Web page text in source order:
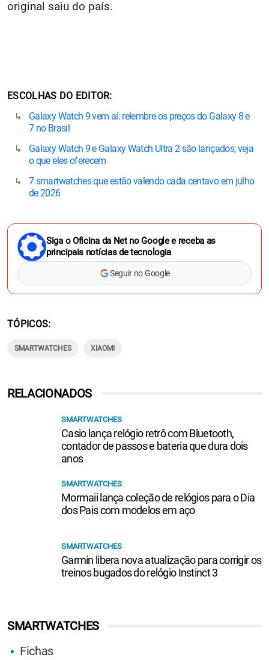
original saiu do país.
ESCOLHAS DO EDITOR
Galaxy Watch 9 vem aí: relembre os preços do Galaxy 8 e
7 no Brasil
Galaxy Watch 9 e Galaxy Watch Ultra 2 são lançados; veja
o que eles oferecem
7 smartwatches que estão valendo cada centavo em julho
de 2026
Siga o Oficina da Net no Google e receba as
principais notícias de tecnologia
Seguir no Google
TÓPICOS
SMARTWATCHES XIAOMI
SMARTWATCHES
Fichas
RELACIONADOS
SMARTWATCHES
Casio lança relógio retrô com Bluetooth,
contador de passos e bateria que dura dois
anos
SMARTWATCHES
Mormaii lança coleção de relógios para o Dia
dos Pais com modelos em aço
SMARTWATCHES
Garmin libera nova atualização para corrigir os
treinos bugados do relógio Instinct 3